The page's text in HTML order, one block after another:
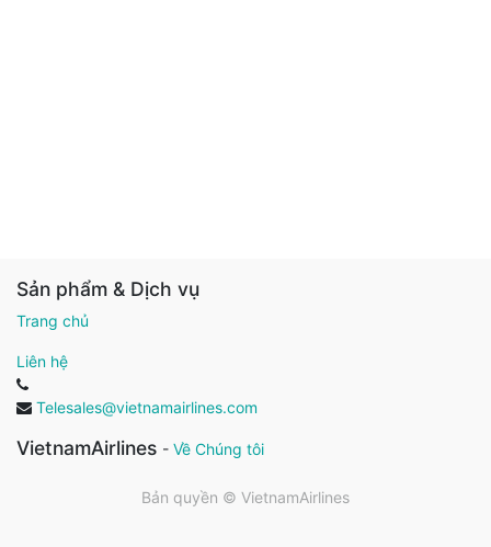
Sản phẩm & Dịch vụ
Trang chủ
Liên hệ
Telesales@vietnamairlines.com
VietnamAirlines - Về Chúng tôi
Bản quyền © VietnamAirlines